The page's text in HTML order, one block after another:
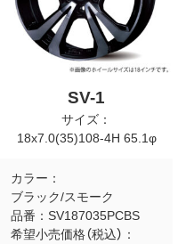
SV-1
サイズ：
18x7.0(35)108-4H 65.1φ
カラー：
ブラック/スモーク
品番： SV187035PCBS
希望小売価格（税込）：